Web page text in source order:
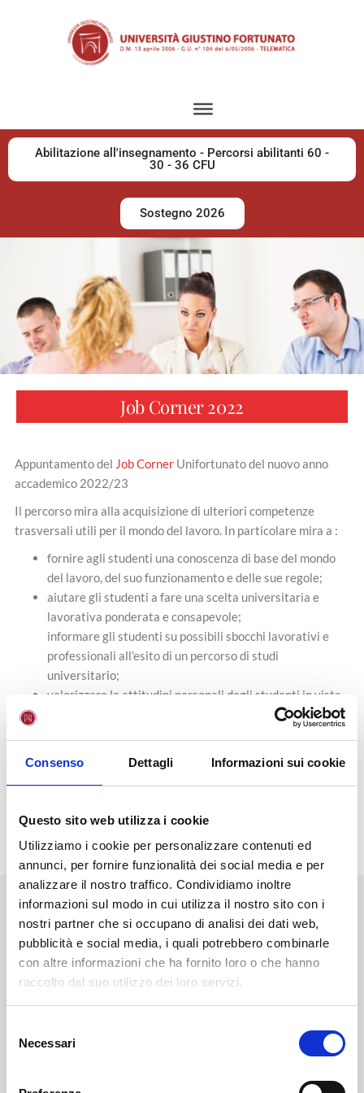
Consenso Dettagli Informazioni sui cookie
Questo sito web utilizza i cookie
Utilizziamo i cookie per personalizzare contenuti ed
annunci, per fornire funzionalità dei social media e per
analizzare il nostro traffico. Condividiamo inoltre
informazioni sul modo in cui utilizza il nostro sito con i
nostri partner che si occupano di analisi dei dati web,
pubblicità e social media, i quali potrebbero combinarle
con altre informazioni che ha fornito loro o che hanno
raccolto dal suo utilizzo dei loro servizi.
Necessari
Abilitazione all'insegnamento - Percorsi abilitanti 60 -
30 - 36 CFU
Sostegno 2026
Job Corner 2022
Appuntamento del Job Corner Unifortunato del nuovo anno
accademico 2022/23
Il percorso mira alla acquisizione di ulteriori competenze
trasversali utili per il mondo del lavoro. In particolare mira a :
fornire agli studenti una conoscenza di base del mondo
del lavoro, del suo funzionamento e delle sue regole;
aiutare gli studenti a fare una scelta universitaria e
lavorativa ponderata e consapevole;
informare gli studenti su possibili sbocchi lavorativi e
professionali all’esito di un percorso di studi
universitario;
valorizzare le attitudini personali degli studenti in vista
Recruiting day e Webinar sul tema: “Definire gli obiettivi
professionali: utili consigli” con
GiGroup
Programma Completo
NEWS STAMPA EVENTI BLOG
Diventa uno studente
Unifortunato!